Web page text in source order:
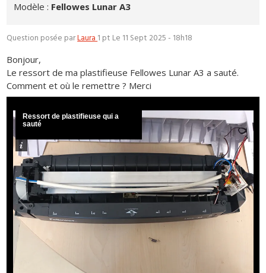
Modèle : Fellowes Lunar A3
Question posée parLaura1 pt Le 11 Sept 2025 - 18h18
Bonjour,
Le ressort de ma plastifieuse Fellowes Lunar A3 a sauté.
Comment et où le remettre ? Merci
Ressort de plastifieuse qui a
sauté